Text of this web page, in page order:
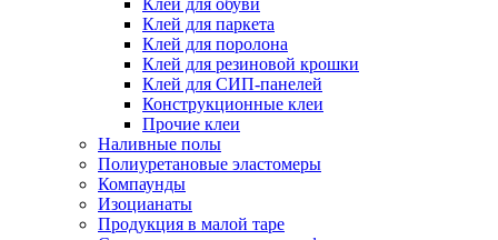
Клей для обуви
Клей для паркета
Клей для поролона
Клей для резиновой крошки
Клей для СИП-панелей
Конструкционные клеи
Прочие клеи
Наливные полы
Полиуретановые эластомеры
Компаунды
Изоцианаты
Продукция в малой таре